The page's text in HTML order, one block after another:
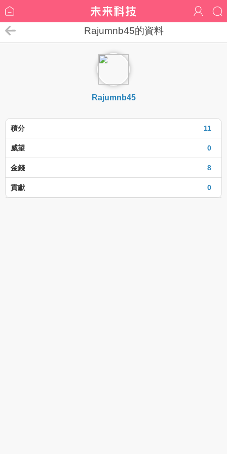
Rajumnb45的資料
Rajumnb45
11
積分
0
威望
8
金錢
0
貢獻